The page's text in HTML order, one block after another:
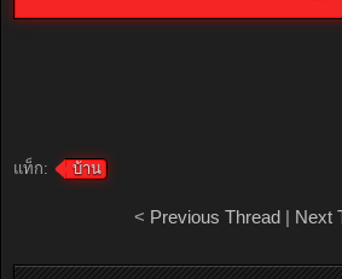
แท็ก: บ้าน
< Previous Thread| Next